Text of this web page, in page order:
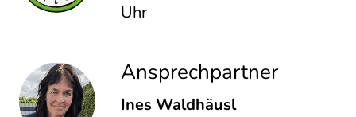
Uhr
Ansprechpartner
Ines Waldhäusl